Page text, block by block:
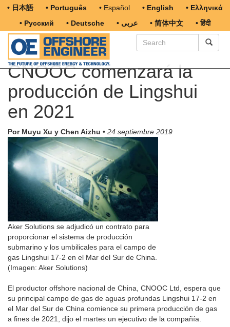
• 日本語 • Português • Español • English
• Ελληνικά
• Русский
• Deutsche • عربى • 简体中文 • हिंदी
CNOOC comenzará la
producción de Lingshui
en 2021
Por Muyu Xu y Chen Aizhu • 24 septiembre 2019
Aker Solutions se adjudicó un contrato para
proporcionar el sistema de producción
submarino y los umbilicales para el campo de
gas Lingshui 17-2 en el Mar del Sur de China.
(Imagen: Aker Solutions)
El productor offshore nacional de China, CNOOC Ltd, espera que
su principal campo de gas de aguas profundas Lingshui 17-2 en
el Mar del Sur de China comience su primera producción de gas
a fines de 2021, dijo el martes un ejecutivo de la compañía.